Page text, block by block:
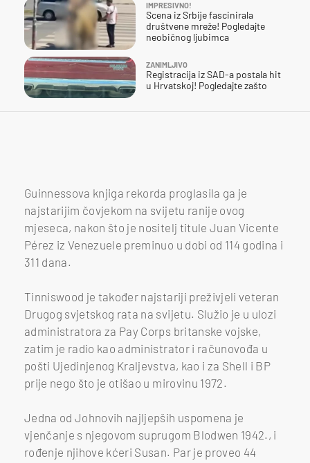
IMPRESIVNO!
Scena iz Srbije fascinirala
društvene mreže! Pogledajte
neobičnog ljubimca
ZANIMLJIVO
Registracija iz SAD-a postala hit
u Hrvatskoj! Pogledajte zašto
Guinnessova knjiga rekorda proglasila ga je
najstarijim čovjekom na svijetu ranije ovog
mjeseca, nakon što je nositelj titule Juan Vicente
Pérez iz Venezuele preminuo u dobi od 114 godina i
311 dana.
Tinniswood je također najstariji preživjeli veteran
Drugog svjetskog rata na svijetu. Služio je u ulozi
administratora za Pay Corps britanske vojske,
zatim je radio kao administrator i računovođa u
pošti Ujedinjenog Kraljevstva, kao i za Shell i BP
prije nego što je otišao u mirovinu 1972.
Jedna od Johnovih najljepših uspomena je
vjenčanje s njegovom suprugom Blodwen 1942., i
rođenje njihove kćeri Susan. Par je proveo 44